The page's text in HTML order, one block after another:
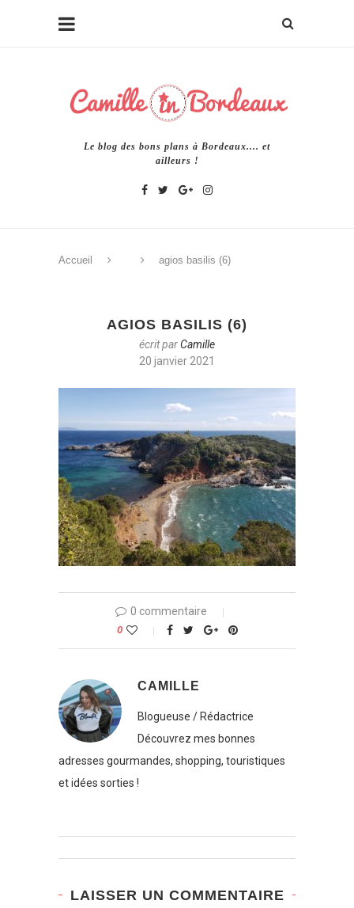
Le blog des bons plans à Bordeaux.... et
ailleurs !
Accueil agios basilis (6)
AGIOS BASILIS (6)
écrit parCamille
20 janvier 2021
0 commentaire
0
CAMILLE
Blogueuse / Rédactrice
Découvrez mes bonnes
adresses gourmandes, shopping, touristiques
et idées sorties !
LAISSER UN COMMENTAIRE